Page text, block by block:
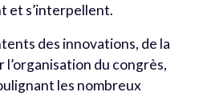
et s’interpellent.
des innovations, de la
du congrès,
les nombreux